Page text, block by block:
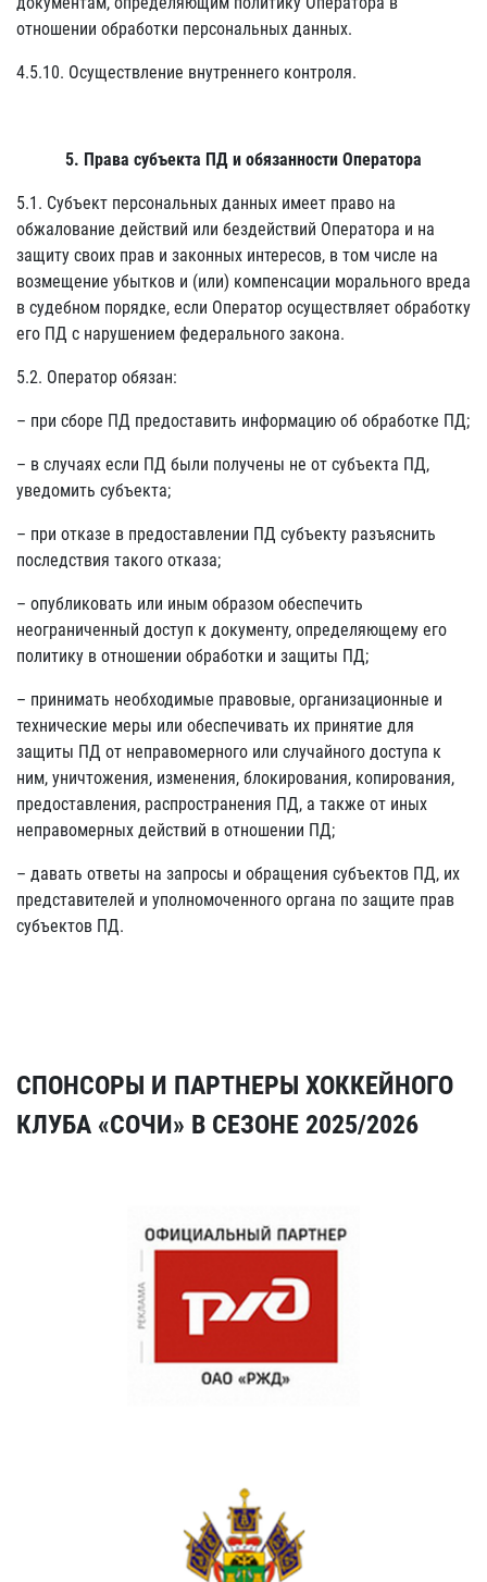
отношении обработки персональных данных.
4.5.10. Осуществление внутреннего контроля.
5. Права субъекта ПД и обязанности Оператора
5.1. Субъект персональных данных имеет право на
обжалование действий или бездействий Оператора и на
защиту своих прав и законных интересов, в том числе на
возмещение убытков и (или) компенсации морального вреда
в судебном порядке, если Оператор осуществляет обработку
его ПД с нарушением федерального закона.
5.2. Оператор обязан:
– при сборе ПД предоставить информацию об обработке ПД;
– в случаях если ПД были получены не от субъекта ПД,
уведомить субъекта;
– при отказе в предоставлении ПД субъекту разъяснить
последствия такого отказа;
– опубликовать или иным образом обеспечить
неограниченный доступ к документу, определяющему его
политику в отношении обработки и защиты ПД;
– принимать необходимые правовые, организационные и
технические меры или обеспечивать их принятие для
защиты ПД от неправомерного или случайного доступа к
ним, уничтожения, изменения, блокирования, копирования,
предоставления, распространения ПД, а также от иных
неправомерных действий в отношении ПД;
– давать ответы на запросы и обращения субъектов ПД, их
представителей и уполномоченного органа по защите прав
субъектов ПД.
СПОНСОРЫ И ПАРТНЕРЫ ХОККЕЙНОГО
КЛУБА «СОЧИ» В СЕЗОНЕ 2025/2026